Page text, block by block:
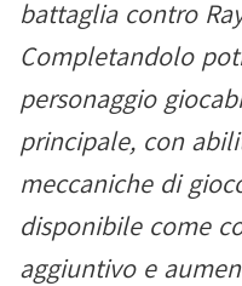
battaglia contro
Completandolo
personaggio
principale, con
meccaniche di
disponibile come
aggiuntivo e